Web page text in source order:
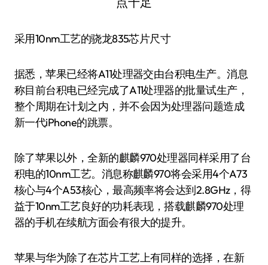
采用10nm工艺的骁龙835芯片尺寸
据悉，苹果已经将A11处理器交由台积电生产。消息
称目前台积电已经完成了A11处理器的批量试生产，
整个周期在计划之内，并不会因为处理器问题造成
新一代iPhone的跳票。
除了苹果以外，全新的麒麟970处理器同样采用了台
积电的10nm工艺。消息称麒麟970将会采用4个A73
核心与4个A53核心，最高频率将会达到2.8GHz，得
益于10nm工艺良好的功耗表现，搭载麒麟970处理
器的手机在续航方面会有很大的提升。
苹果与华为除了在芯片工艺上有同样的选择，在新